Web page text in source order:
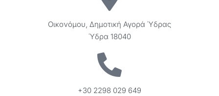
Οικονόμου, Δημοτική Αγορά Ύδρας
Ύδρα 18040
+30 2298 029 649